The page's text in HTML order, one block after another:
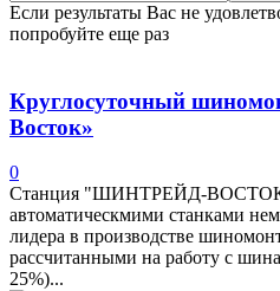
Если результаты Вас не
попробуйте еще раз
Круглосуточный
Восток»
0
Станция "ШИНТРЕЙД-ВОСТОК-
автоматическмими станками
лидера в производстве
рассчитанными на работу с
25%)...